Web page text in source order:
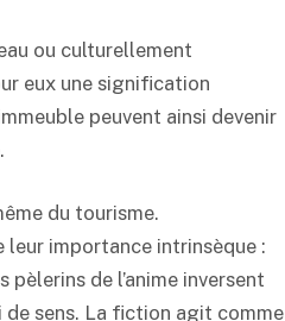
ou culturellement
eux une signification
peuvent ainsi devenir
du tourisme.
importance intrinsèque :
de l’anime inversent
de sens. La fiction agit comme